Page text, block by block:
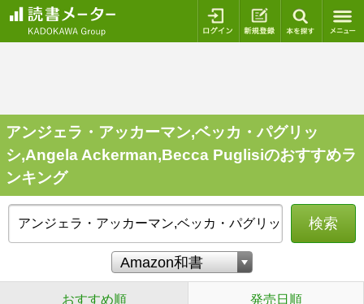
ログイン 新規登録
アンジェラ・アッカーマン,ベッカ・パグリッ
シ,Angela Ackerman,Becca Puglisiのおすすめラ
ンキング
検索
おすすめ順 発売日順